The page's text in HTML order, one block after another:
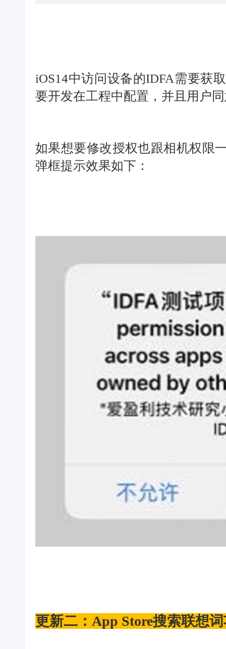
iOS14中访问设备的IDFA需要获
要开发在工程中配置，并且用户
如果想要修改授权也跟相机权限
弹框提示效果如下：
更新二：App Store搜索联想